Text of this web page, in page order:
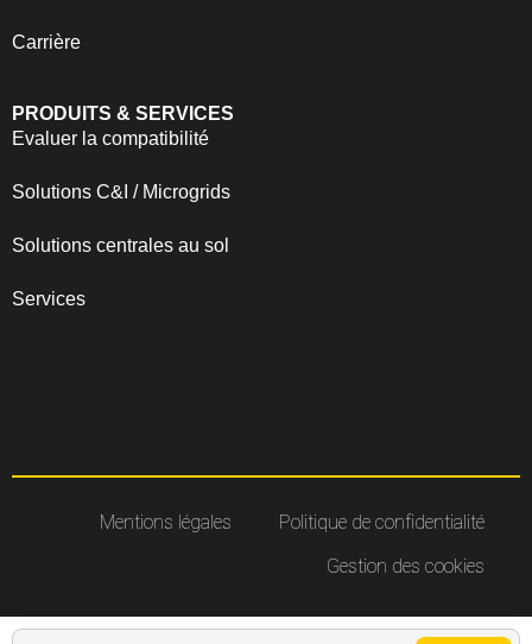
Carrière
PRODUITS & SERVICES
Evaluer la compatibilité
Solutions C&I / Microgrids
Solutions centrales au sol
Services
Mentions légales
Politique de confidentialité
Gestion des cookies